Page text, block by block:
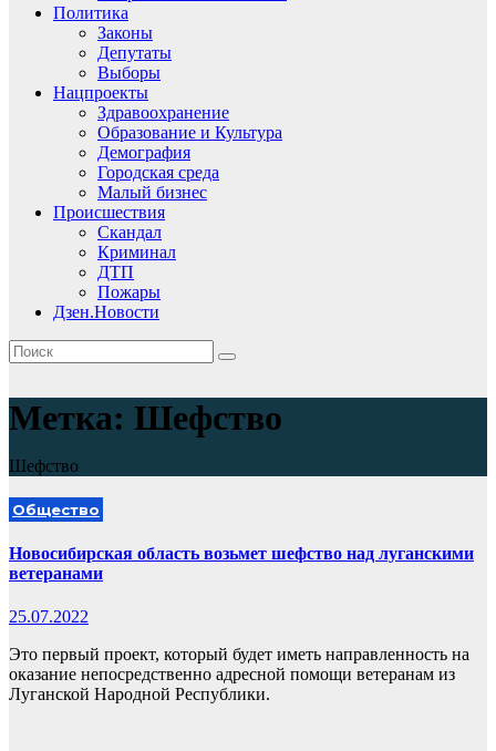
Политика
Законы
Депутаты
Выборы
Нацпроекты
Здравоохранение
Образование и Культура
Демография
Городская среда
Малый бизнес
Происшествия
Скандал
Криминал
ДТП
Пожары
Дзен.Новости
Метка: Шефство
Шефство
Общество
Новосибирская область возьмет шефство над луганскими
ветеранами
25.07.2022
Это первый проект, который будет иметь направленность на
оказание непосредственно адресной помощи ветеранам из
Луганской Народной Республики.